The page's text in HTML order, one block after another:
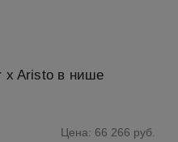
x Aristo в нише
Цена: 66 266 руб.